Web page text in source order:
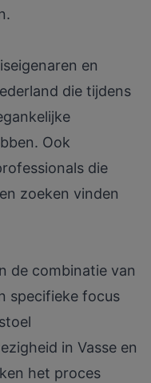
en
die tijdens
Ook
die
zoeken vinden
de combinatie van
specifieke focus
in Vasse en
het proces